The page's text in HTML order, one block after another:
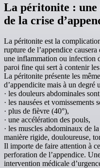
La péritonite : une
de la crise
La péritonite est la
rupture de l’appendice
une inflammation ou infection
paroi fine qui sert à contenir
La péritonite présente les
d’appendicite mais à un degré
· les douleurs abdominales
· les nausées et vomissements
· plus de fièvre (40°),
· une accélération des pouls,
· les muscles abdominaux de
manière rigide, douloureuse,
Il importe de faire attention à
perforation de l’appendice.
intervention médicale